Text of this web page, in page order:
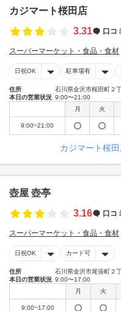
カジマート桜田店
3.31
口コ
スーパーマーケット・食品・食材
日祝OK 駐車場有
住所
石川県金沢市桜田町２
本日の営業状況 9:00〜21:00
月
火
9:00~21:00
カジマート桜
壺屋 壺亭
3.16
口コ
スーパーマーケット・食品・食材
日祝OK カード可
住所
石川県金沢市尾張町２
本日の営業状況 9:00〜17:00
月
火
9:00~17:00